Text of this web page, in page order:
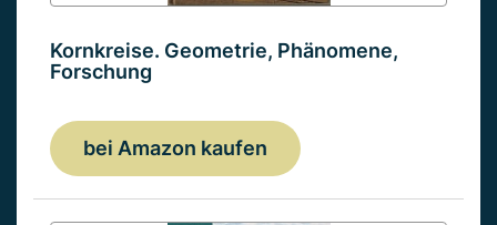
Kornkreise. Geometrie, Phänomene,
Forschung
bei Amazon kaufen